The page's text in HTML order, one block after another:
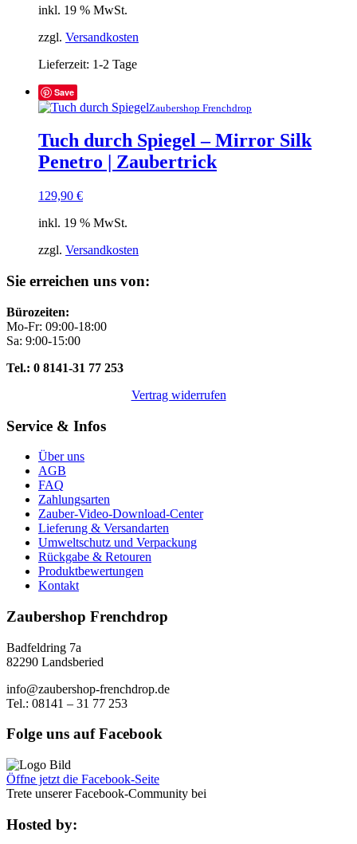
inkl. 19 % MwSt.
zzgl. Versandkosten
Lieferzeit: 1-2 Tage
Save
Zaubershop Frenchdrop
Tuch durch Spiegel – Mirror Silk
Penetro | Zaubertrick
129,90 €
inkl. 19 % MwSt.
zzgl. Versandkosten
Sie erreichen uns von:
Bürozeiten:
Mo-Fr: 09:00-18:00
Sa: 9:00-15:00
Tel.: 0 8141-31 77 253
Vertrag widerrufen
Service & Infos
Über uns
AGB
FAQ
Zahlungsarten
Zauber-Video-Download-Center
Lieferung & Versandarten
Umweltschutz und Verpackung
Rückgabe & Retouren
Produktbewertungen
Kontakt
Zaubershop Frenchdrop
Badfeldring 7a
82290 Landsberied
info@zaubershop-frenchdrop.de
Tel.: 08141 – 31 77 253
Folge uns auf Facebook
Öffne jetzt die Facebook-Seite
Trete unserer Facebook-Community bei
Hosted by: